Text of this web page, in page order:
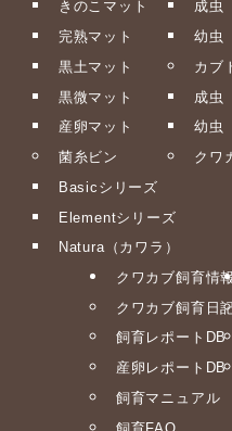
きのこマット
完熟マット
黒土マット
黒微マット
産卵マット
菌糸ビン
Basicシリーズ
Elementシリーズ
Natura（カワラ）
成虫
幼虫
カブ
成虫
幼虫
クワ
クワカブ飼育情報
クワカブ飼育日
飼育レポートDB
産卵レポートDB
飼育マニュアル